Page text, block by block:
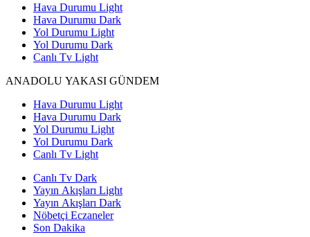
Hava Durumu Light
Hava Durumu Dark
Yol Durumu Light
Yol Durumu Dark
Canlı Tv Light
ANADOLU YAKASI GÜNDEM
Hava Durumu Light
Hava Durumu Dark
Yol Durumu Light
Yol Durumu Dark
Canlı Tv Light
Canlı Tv Dark
Yayın Akışları Light
Yayın Akışları Dark
Nöbetçi Eczaneler
Son Dakika